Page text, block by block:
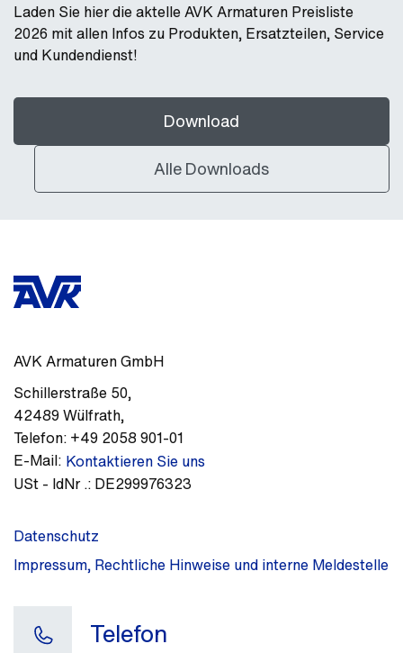
Laden Sie hier die aktelle AVK Armaturen Preisliste
2026 mit allen Infos zu Produkten, Ersatzteilen, Service
und Kundendienst!
Download
Alle Downloads
AVK Armaturen GmbH
Schillerstraße 50,
42489Wülfrath,
Telefon: +49 2058 901-01
E-Mail: Kontaktieren Sie uns
USt - IdNr .: DE299976323
Datenschutz
Impressum, Rechtliche Hinweise und interne Meldestelle
Telefon